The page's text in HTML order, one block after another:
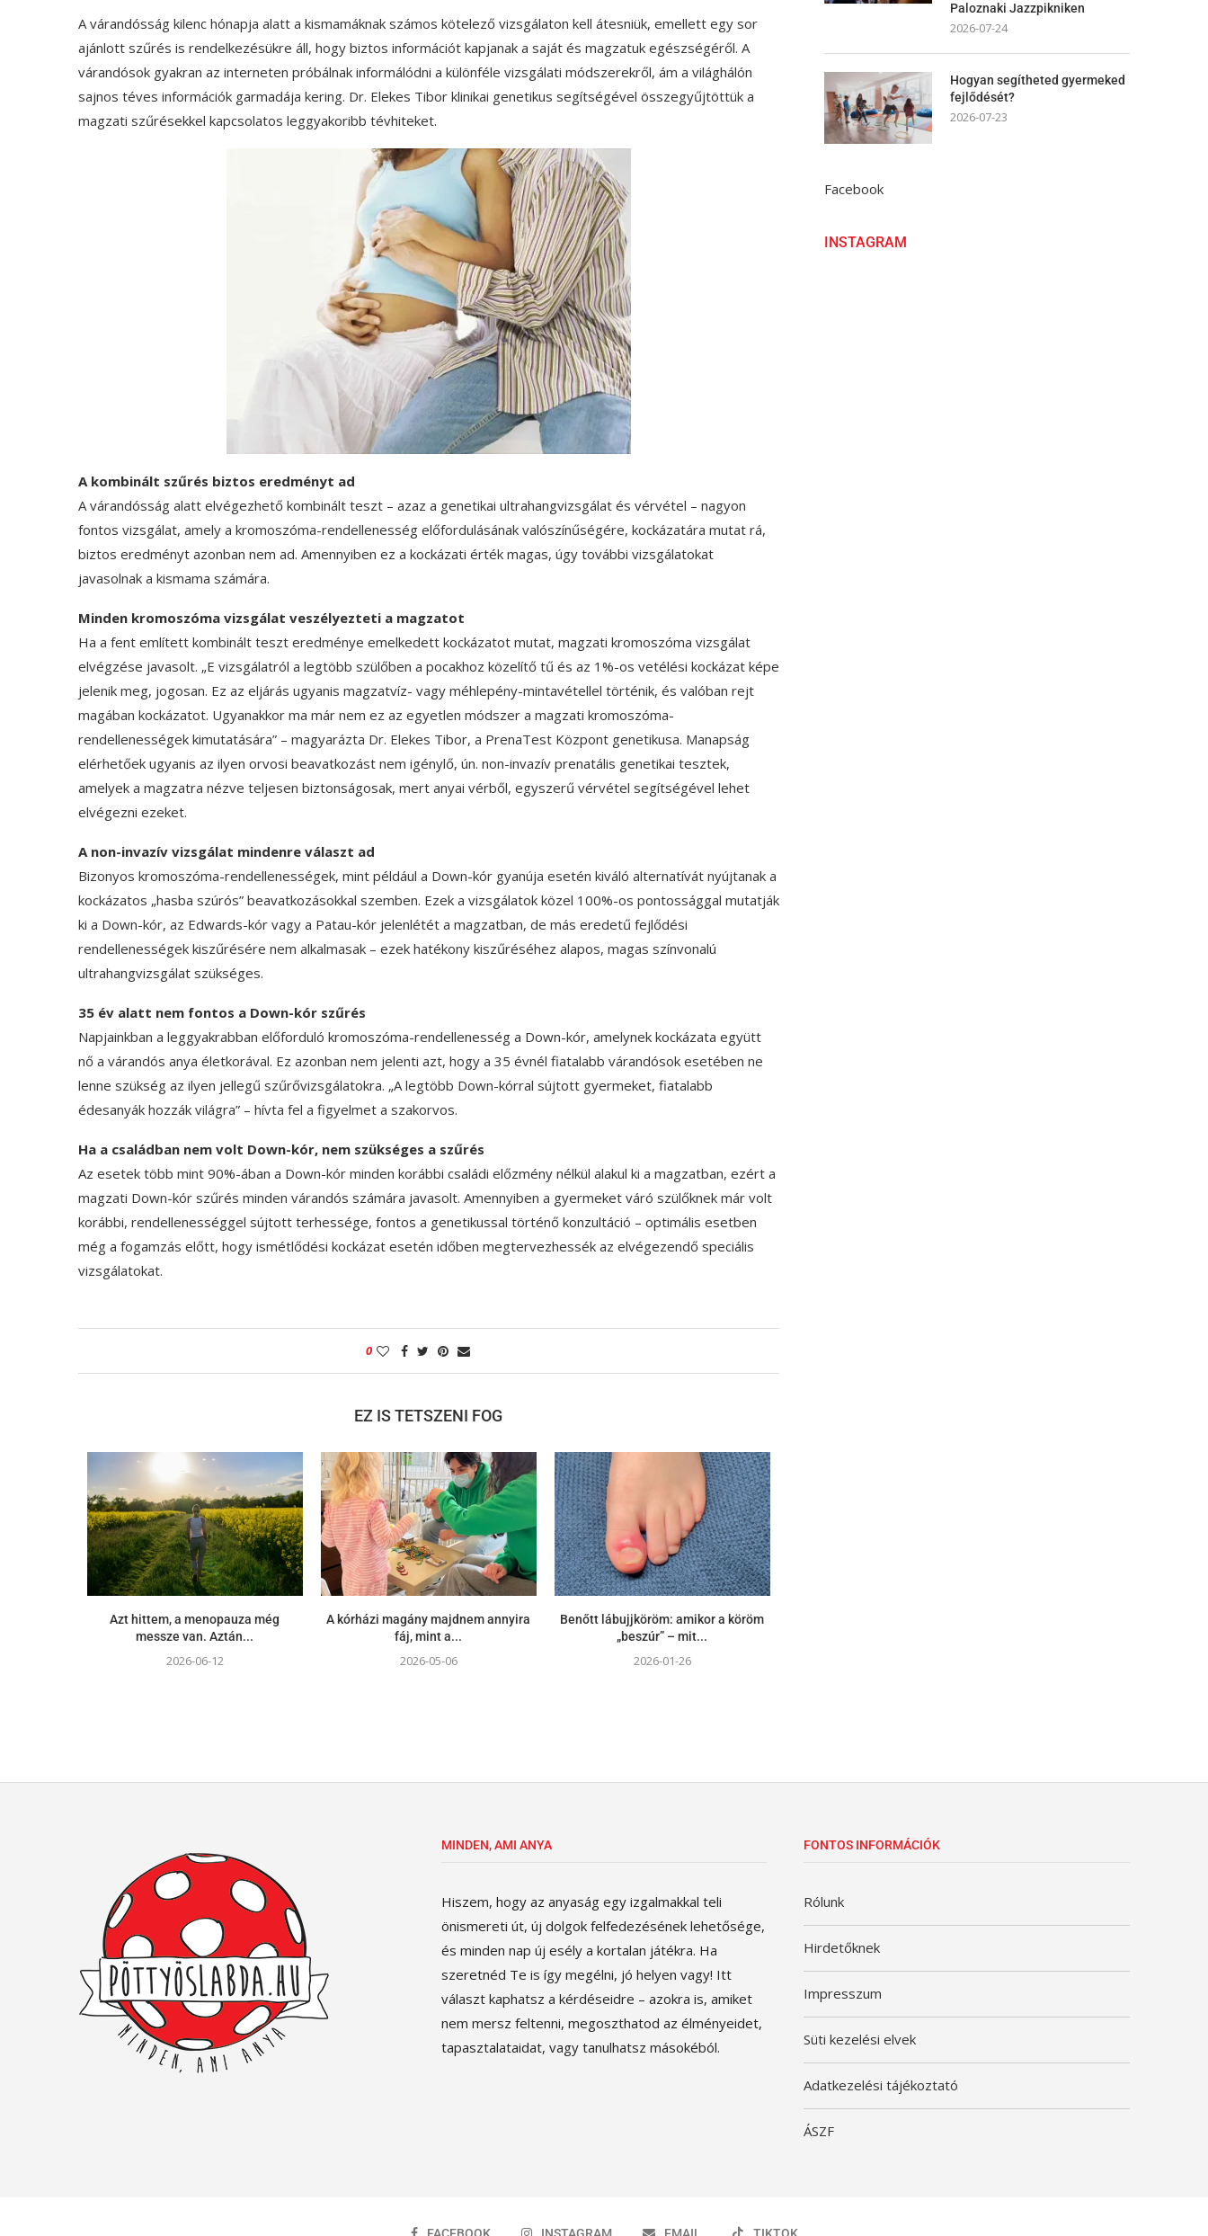
A várandósság kilenc hónapja alatt a kismamáknak számos kötelező vizsgálaton kell átesniük, emellett egy sor
ajánlott szűrés is rendelkezésükre áll, hogy biztos információt kapjanak a saját és magzatuk egészségéről. A
várandósok gyakran az interneten próbálnak informálódni a különféle vizsgálati módszerekről, ám a világhálón
sajnos téves információk garmadája kering. Dr. Elekes Tibor klinikai genetikus segítségével összegyűjtöttük a
magzati szűrésekkel kapcsolatos leggyakoribb tévhiteket.
A kombinált szűrés biztos eredményt ad
A várandósság alatt elvégezhető kombinált teszt – azaz a genetikai ultrahangvizsgálat és vérvétel – nagyon
fontos vizsgálat, amely a kromoszóma-rendellenesség előfordulásának valószínűségére, kockázatára mutat rá,
biztos eredményt azonban nem ad. Amennyiben ez a kockázati érték magas, úgy további vizsgálatokat
javasolnak a kismama számára.
Minden kromoszóma vizsgálat veszélyezteti a magzatot
Ha a fent említett kombinált teszt eredménye emelkedett kockázatot mutat, magzati kromoszóma vizsgálat
elvégzése javasolt. „E vizsgálatról a legtöbb szülőben a pocakhoz közelítő tű és az 1%-os vetélési kockázat képe
jelenik meg, jogosan. Ez az eljárás ugyanis magzatvíz- vagy méhlepény-mintavétellel történik, és valóban rejt
magában kockázatot. Ugyanakkor ma már nem ez az egyetlen módszer a magzati kromoszóma-
rendellenességek kimutatására” – magyarázta Dr. Elekes Tibor, a PrenaTest Központ genetikusa. Manapság
elérhetőek ugyanis az ilyen orvosi beavatkozást nem igénylő, ún. non-invazív prenatális genetikai tesztek,
amelyek a magzatra nézve teljesen biztonságosak, mert anyai vérből, egyszerű vérvétel segítségével lehet
elvégezni ezeket.
A non-invazív vizsgálat mindenre választ ad
Bizonyos kromoszóma-rendellenességek, mint például a Down-kór gyanúja esetén kiváló alternatívát nyújtanak a
kockázatos „hasba szúrós” beavatkozásokkal szemben. Ezek a vizsgálatok közel 100%-os pontossággal mutatják
ki a Down-kór, az Edwards-kór vagy a Patau-kór jelenlétét a magzatban, de más eredetű fejlődési
rendellenességek kiszűrésére nem alkalmasak – ezek hatékony kiszűréséhez alapos, magas színvonalú
ultrahangvizsgálat szükséges.
35 év alatt nem fontos a Down-kór szűrés
Napjainkban a leggyakrabban előforduló kromoszóma-rendellenesség a Down-kór, amelynek kockázata együtt
nő a várandós anya életkorával. Ez azonban nem jelenti azt, hogy a 35 évnél fiatalabb várandósok esetében ne
lenne szükség az ilyen jellegű szűrővizsgálatokra. „A legtöbb Down-kórral sújtott gyermeket, fiatalabb
édesanyák hozzák világra” – hívta fel a figyelmet a szakorvos.
Ha a családban nem volt Down-kór, nem szükséges a szűrés
Az esetek több mint 90%-ában a Down-kór minden korábbi családi előzmény nélkül alakul ki a magzatban, ezért a
magzati Down-kór szűrés minden várandós számára javasolt. Amennyiben a gyermeket váró szülőknek már volt
korábbi, rendellenességgel sújtott terhessége, fontos a genetikussal történő konzultáció – optimális esetben
még a fogamzás előtt, hogy ismétlődési kockázat esetén időben megtervezhessék az elvégezendő speciális
vizsgálatokat.
0
EZ IS TETSZENI FOG
Azt hittem, a menopauza még
messze van. Aztán...
2026-06-12
A kórházi magány majdnem annyira
fáj, mint a...
2026-05-06
Benőtt lábujjköröm: amikor a köröm
„beszúr” – mit...
2026-01-26
Paloznaki Jazzpikniken
2026-07-24
Hogyan segítheted gyermeked
fejlődését?
2026-07-23
Facebook
INSTAGRAM
MINDEN, AMI ANYA
Hiszem, hogy az anyaság egy izgalmakkal teli
önismereti út, új dolgok felfedezésének lehetősége,
és minden nap új esély a kortalan játékra. Ha
szeretnéd Te is így megélni, jó helyen vagy! Itt
választ kaphatsz a kérdéseidre – azokra is, amiket
nem mersz feltenni, megoszthatod az élményeidet,
tapasztalataidat, vagy tanulhatsz másokéból.
FONTOS INFORMÁCIÓK
Rólunk
Hirdetőknek
Impresszum
Süti kezelési elvek
Adatkezelési tájékoztató
ÁSZF